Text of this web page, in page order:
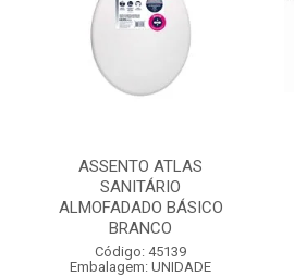
ASSENTO ATLAS
SANITÁRIO
ALMOFADADO BÁSICO
BRANCO
Código: 45139
Embalagem: UNIDADE